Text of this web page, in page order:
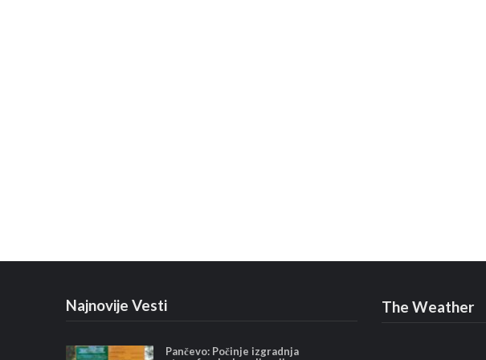
Najnovije Vesti
Pančevo: Počinje izgradnja
The Weather